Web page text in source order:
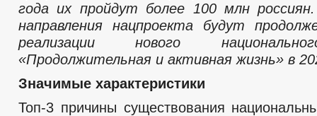
года их пройдут более 100 млн
направления нацпроекта будут
реализации нового
«Продолжительная и активная жизнь» в
Значимые характеристики
Топ-3 причины существования